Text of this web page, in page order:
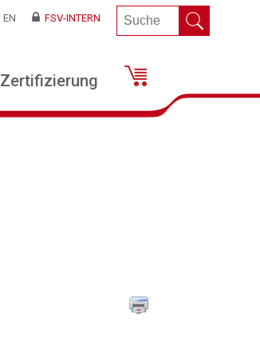
EN FSV-INTERN
Zertifizierung